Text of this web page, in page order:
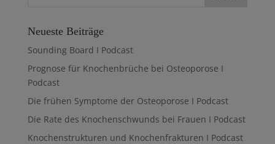
Neueste Beiträge
Sounding Board I Podcast
Prognose für Knochenbrüche bei Osteoporose I
Podcast
Die frühen Symptome der Osteoporose I Podcast
Die Rate des Knochenschwunds bei Frauen I Podcast
Knochenstrukturen und Knochenfrakturen I Podcast